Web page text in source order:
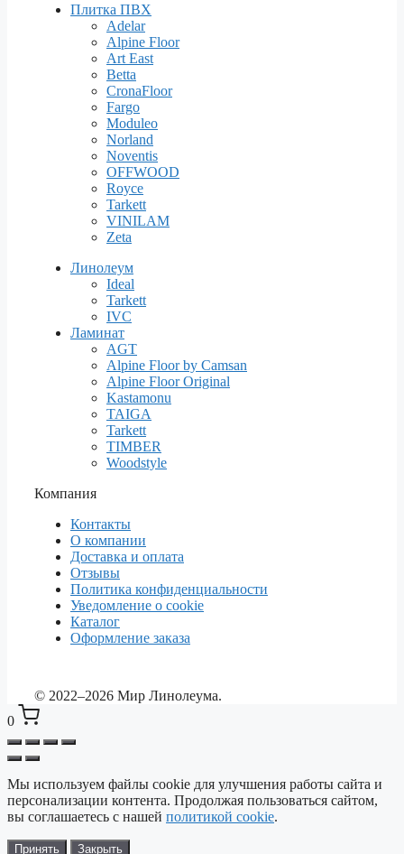
Плитка ПВХ
Adelar
Alpine Floor
Art East
Betta
CronaFloor
Fargo
Moduleo
Norland
Noventis
OFFWOOD
Royce
Tarkett
VINILAM
Zeta
Линолеум
Ideal
Tarkett
IVC
Ламинат
AGT
Alpine Floor by Camsan
Alpine Floor Original
Kastamonu
TAIGA
Tarkett
TIMBER
Woodstyle
Компания
Контакты
О компании
Доставка и оплата
Отзывы
Политика конфиденциальности
Уведомление о cookie
Каталог
Оформление заказа
© 2022–2026 Мир Линолеума.
0
Выберите ваш город
Сейчас: Красноярск
✕
Красноярск
Мы используем файлы cookie для улучшения работы сайта и
персонализации контента. Продолжая пользоваться сайтом,
вы соглашаетесь с нашей политикой cookie.
Принять Закрыть